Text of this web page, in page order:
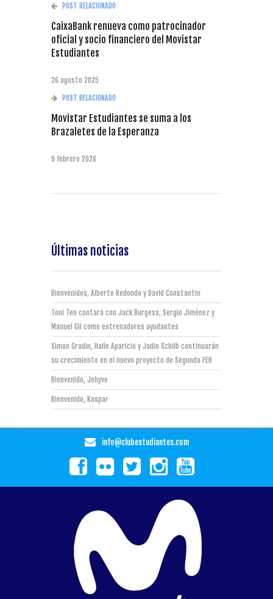
POST RELACIONADO
CaixaBank renueva como patrocinador
oficial y socio financiero del Movistar
Estudiantes
26 agosto 2025
POST RELACIONADO
Movistar Estudiantes se suma a los
Brazaletes de la Esperanza
9 febrero 2026
Últimas noticias
Bienvenidos, Alberto Redondo y David Constantin
Toni Ten contará con Jack Burgess, Sergio Jiménez y
Manuel Gil como entrenadores ayudantes
Simon Gradin, Haile Aparicio y Jadin Schilb continuarán
su crecimiento en el nuevo proyecto de Segunda FEB
Bienvenido, Jehyve
Bienvenido, Kaspar
info@clubestudiantes.com